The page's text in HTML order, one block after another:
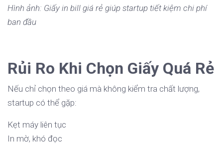
Hình ảnh: Giấy in bill giá rẻ giúp startup tiết kiệm chi phí
ban đầu
Rủi Ro Khi Chọn Giấy Quá Rẻ
Nếu chỉ chọn theo giá mà không kiểm tra chất lượng,
startup có thể gặp:
Kẹt máy liên tục
In mờ, khó đọc